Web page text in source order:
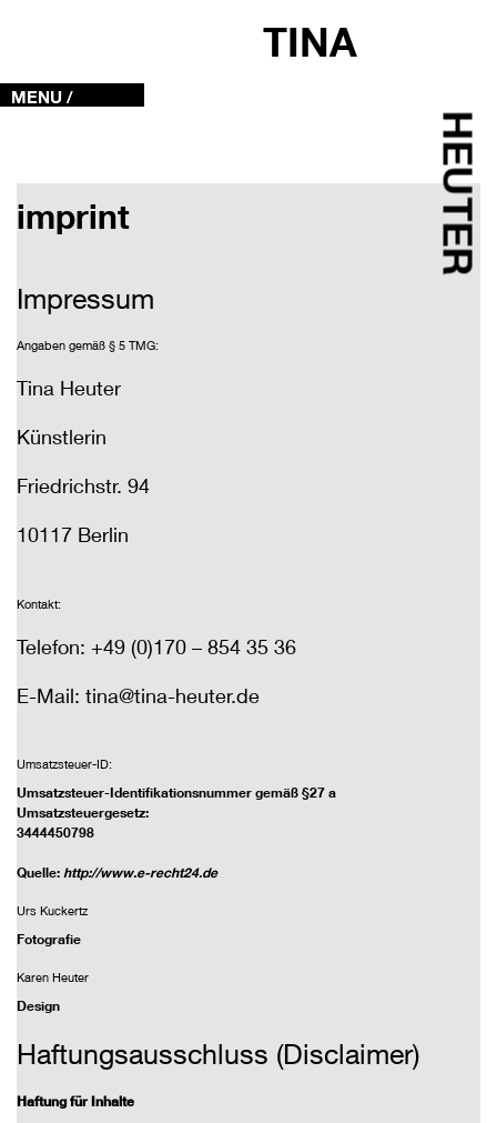
TINA
HEUTER
MENU /
imprint
Impressum
Angaben gemäß § 5 TMG:
Tina Heuter
Künstlerin
Friedrichstr. 94
10117 Berlin
Kontakt:
Telefon: +49 (0)170 – 854 35 36
E-Mail: tina@tina-heuter.de
Umsatzsteuer-ID:
Umsatzsteuer-Identifikationsnummer gemäß §27 a
Umsatzsteuergesetz:
3444450798
Quelle: http://www.e-recht24.de
Urs Kuckertz
Fotografie
Karen Heuter
Design
Haftungsausschluss (Disclaimer)
Haftung für Inhalte